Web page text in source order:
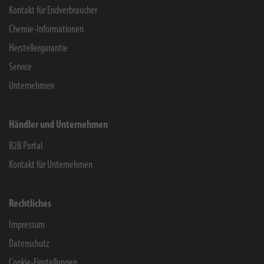
Kontakt für Endverbraucher
Chemie-Informationen
Herstellergarantie
Service
Unternehmen
Händler und Unternehmen
B2B Portal
Kontakt für Unternehmen
Rechtliches
Impressum
Datenschutz